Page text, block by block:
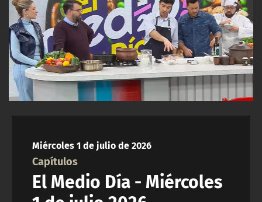
ACTUALIDAD Y TENDENCIAS
CORPORATIVO Y TRANSPARENCIA
CANAL DE DENUNCIAS
ÁREA DE PROYECTOS
Miércoles 1 de julio de 2026
Capítulos
El Medio Día - Miércoles